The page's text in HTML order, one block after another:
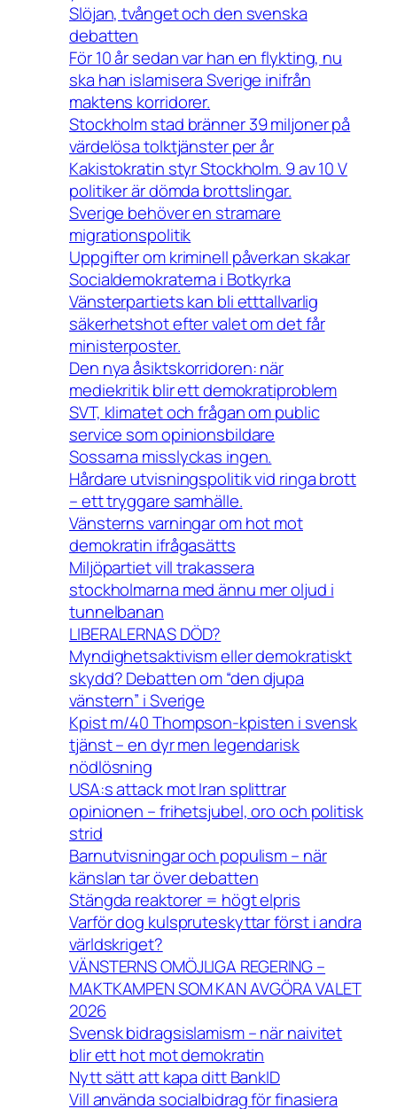
Slöjan, tvånget och den svenska
debatten
För 10 år sedan var han en flykting, nu
ska han islamisera Sverige inifrån
maktens korridorer.
Stockholm stad bränner 39 miljoner på
värdelösa tolktjänster per år
Kakistokratin styr Stockholm. 9 av 10 V
politiker är dömda brottslingar.
Sverige behöver en stramare
migrationspolitik
Uppgifter om kriminell påverkan skakar
Socialdemokraterna i Botkyrka
Vänsterpartiets kan bli etttallvarlig
säkerhetshot efter valet om det får
ministerposter.
Den nya åsiktskorridoren: när
mediekritik blir ett demokratiproblem
SVT, klimatet och frågan om public
service som opinionsbildare
Sossarna misslyckas ingen.
Hårdare utvisningspolitik vid ringa brott
– ett tryggare samhälle.
Vänsterns varningar om hot mot
demokratin ifrågasätts
Miljöpartiet vill trakassera
stockholmarna med ännu mer oljud i
tunnelbanan
LIBERALERNAS DÖD?
Myndighetsaktivism eller demokratiskt
skydd? Debatten om “den djupa
vänstern” i Sverige
Kpist m/40 Thompson-kpisten i svensk
tjänst – en dyr men legendarisk
nödlösning
USA:s attack mot Iran splittrar
opinionen – frihetsjubel, oro och politisk
strid
Barnutvisningar och populism – när
känslan tar över debatten
Stängda reaktorer = högt elpris
Varför dog kulspruteskyttar först i andra
världskriget?
VÄNSTERNS OMÖJLIGA REGERING –
MAKTKAMPEN SOM KAN AVGÖRA VALET
2026
Svensk bidragsislamism – när naivitet
blir ett hot mot demokratin
Nytt sätt att kapa ditt BankID
Vill använda socialbidrag för finasiera